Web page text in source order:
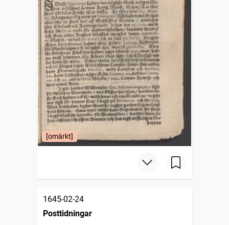
[omärkt]
1645-02-24
Posttidningar